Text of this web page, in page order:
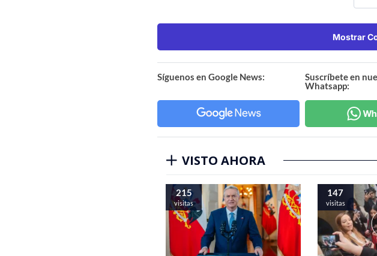
Mostrar
Síguenos en Google News:
Suscríbete en
Whatsapp:
VISTO AHORA
215
visitas
147
visitas